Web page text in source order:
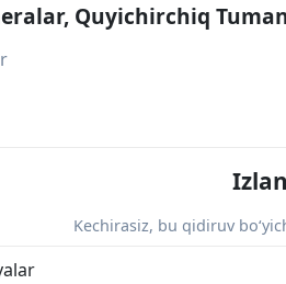
Quyichirchiq
Kechirasiz, bu qidiruv